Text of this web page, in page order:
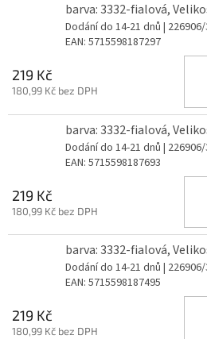
barva: 3332-fialová,
Dodání do 14-21 dnů |
EAN: 5715598187297
219 Kč
180,99 Kč bez DPH
barva: 3332-fialová,
Dodání do 14-21 dnů |
EAN: 5715598187693
219 Kč
180,99 Kč bez DPH
barva: 3332-fialová,
Dodání do 14-21 dnů |
EAN: 5715598187495
219 Kč
180,99 Kč bez DPH